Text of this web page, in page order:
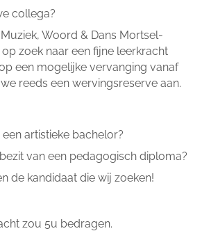
collega?
Woord & Dans Mortsel-
zoek naar een fijne leerkracht
een mogelijke vervanging vanaf
reeds een wervingsreserve aan.
artistieke bachelor?
van een pedagogisch diploma?
de kandidaat die wij zoeken!
zou 5u bedragen.